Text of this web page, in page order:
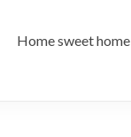
Home sweet home